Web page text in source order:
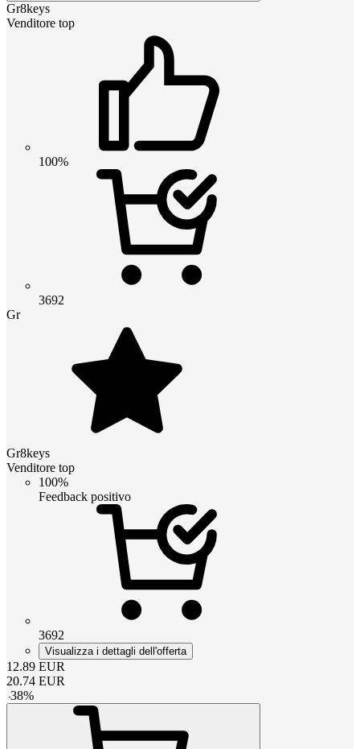
Gr8keys
Venditore top
100%
3692
Gr
Gr8keys
Venditore top
100%
Feedback positivo
3692
Visualizza i dettagli dell'offerta
12.89 EUR
20.74 EUR
-38%